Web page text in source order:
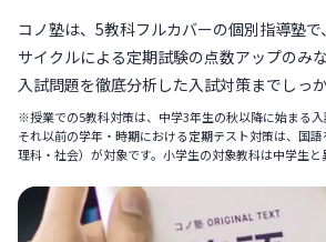
コノ塾は、5教科フルカバーの個別指導塾
サイクルによる定期試験の点数アップのみ
入試問題を徹底分析した入試対策までしっ
※授業での5教科対策は、中学3年生の秋以降に始まる入
それ以前の学年・時期における定期テスト対策は、国
理科・社会）が対象です。小学生の対象教科は中学生と